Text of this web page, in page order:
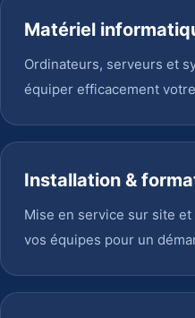
Matériel
Ordinateurs, serveurs et
équiper efficacement
Installation &
Mise en service sur site
vos équipes pour un